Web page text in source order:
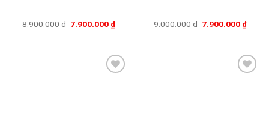
8.900.000₫ Giá
7.900.000 ₫Giá
7.900.000 ₫.
9.000.000₫ Giá
7.900.000 ₫Giá